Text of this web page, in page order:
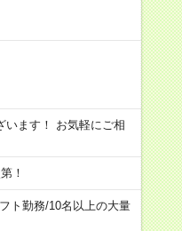
います！ お気軽にご相
！
ト勤務/10名以上の大量